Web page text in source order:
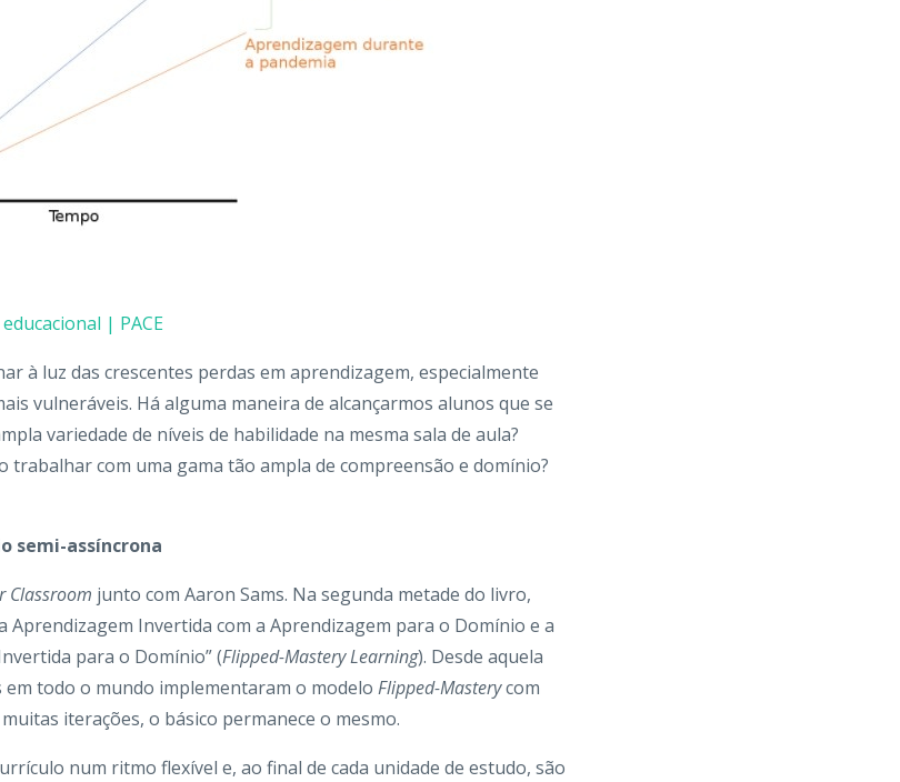
| PACE
à luz das crescentes perdas em aprendizagem, especialmente
vulneráveis. Há alguma maneira de alcançarmos alunos que se
variedade de níveis de habilidade na mesma sala de aula?
trabalhar com uma gama tão ampla de compreensão e domínio?
semi-assíncrona
Classroom junto com Aaron Sams. Na segunda metade do livro,
Invertida com a Aprendizagem para o Domínio e a
para o Domínio” (Flipped-Mastery Learning). Desde aquela
todo o mundo implementaram o modelo Flipped-Masterycom
iterações, o básico permanece o mesmo.
num ritmo flexível e, ao final de cada unidade de estudo, são